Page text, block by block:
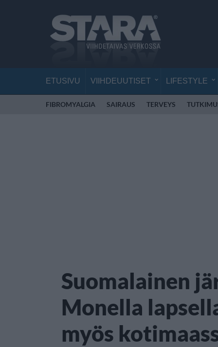
ETUSIVU VIIHDEUUTISET LIFESTYLE
FIBROMYALGIA SAIRAUS TERVEYS
Suomalainen
Monella
myös